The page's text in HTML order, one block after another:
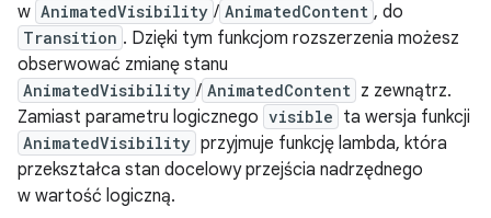
w AnimatedVisibility / AnimatedContent , do
Transition . Dzięki tym funkcjom rozszerzenia możesz
obserwować zmianę stanu
AnimatedVisibility / AnimatedContent z zewnątrz.
Zamiast parametru logicznego visible ta wersja funkcji
AnimatedVisibility przyjmuje funkcję lambda, która
przekształca stan docelowy przejścia nadrzędnego
w wartość logiczną.